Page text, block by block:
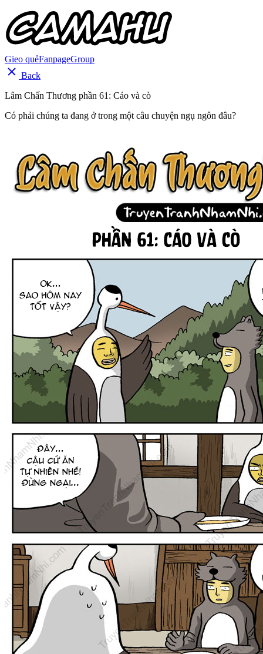
Gieo quẻFanpageGroup
Back
Lâm Chấn Thương phần 61: Cáo và cò
Có phải chúng ta đang ở trong một câu chuyện ngụ ngôn đâu?